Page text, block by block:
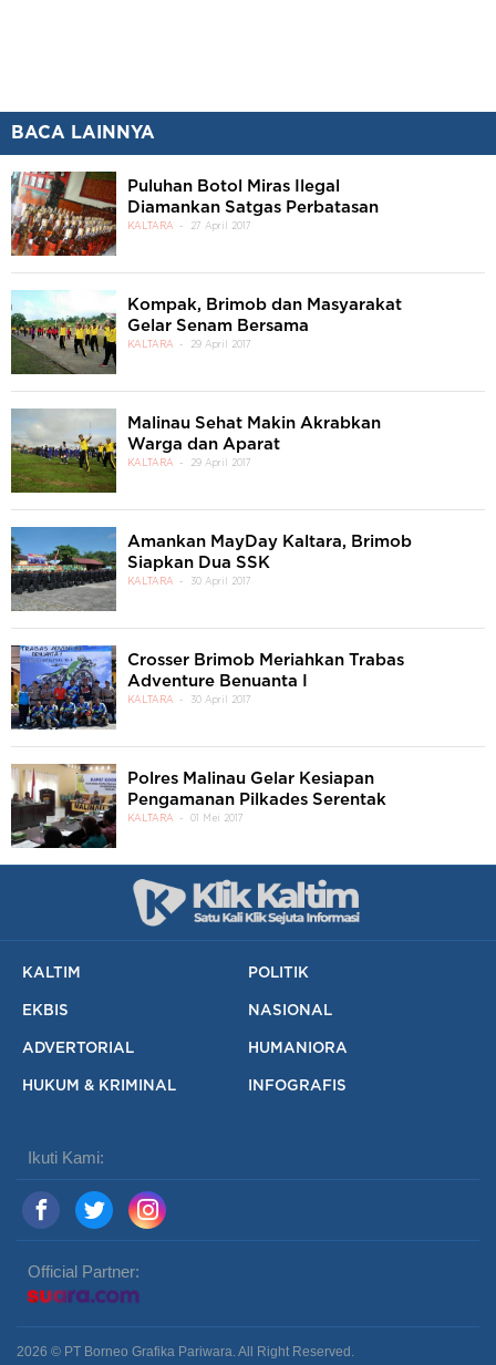
BACA LAINNYA
Puluhan Botol Miras Ilegal
Diamankan Satgas Perbatasan
KALTARA 27 April 2017
Kompak, Brimob dan Masyarakat
Gelar Senam Bersama
KALTARA 29 April 2017
Malinau Sehat Makin Akrabkan
Warga dan Aparat
KALTARA 29 April 2017
Amankan MayDay Kaltara, Brimob
Siapkan Dua SSK
KALTARA 30 April 2017
Crosser Brimob Meriahkan Trabas
Adventure Benuanta I
KALTARA 30 April 2017
Polres Malinau Gelar Kesiapan
Pengamanan Pilkades Serentak
KALTARA 01 Mei 2017
KALTIM POLITIK
EKBIS NASIONAL
ADVERTORIAL HUMANIORA
HUKUM & KRIMINAL INFOGRAFIS
Ikuti Kami:
Official Partner:
2026 © PT Borneo Grafika Pariwara. All Right Reserved.